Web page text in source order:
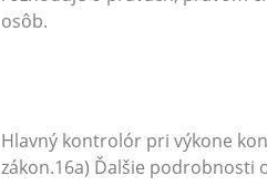
osôb.
Hlavný kontrolór pri výkone
zákon.16a) Ďalšie podrobnosti